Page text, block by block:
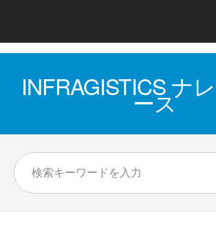
INFRAGISTICS ナ
ース